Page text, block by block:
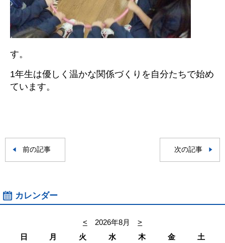
す。
1年生は優しく温かな関係づくりを自分たちで始め
ています。
前の記事 次の記事
カレンダー
< 2026年8月
>
日
月 火 水 木 金
土